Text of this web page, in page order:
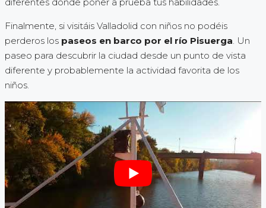
Finalmente, si visitáis Valladolid con niños no podéis
perderos los paseos en barco por el río Pisuerga. Un
paseo para descubrir la ciudad desde un punto de vista
diferente y probablemente la actividad favorita de los
niños.